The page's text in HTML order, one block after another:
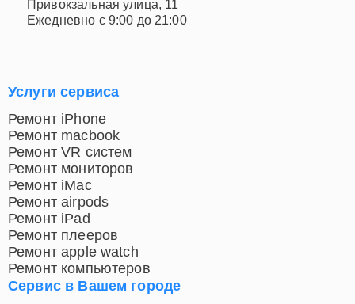
Привокзальная улица, 11
Ежедневно с 9:00 до 21:00
Сервис в Вашем городе
Услуги сервиса
Ремонт iPhone
Ремонт macbook
Ремонт VR систем
Ремонт мониторов
Ремонт iMac
Ремонт airpods
Ремонт iPad
Ремонт плееров
Ремонт apple watch
Ремонт компьютеров